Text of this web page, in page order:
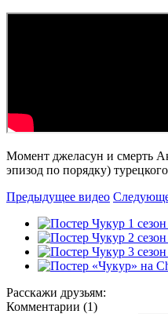
Момент джеласун и смерть
эпизод по порядку)
Предыдущее видео
Расскажи друзьям:
Комментарии (1)